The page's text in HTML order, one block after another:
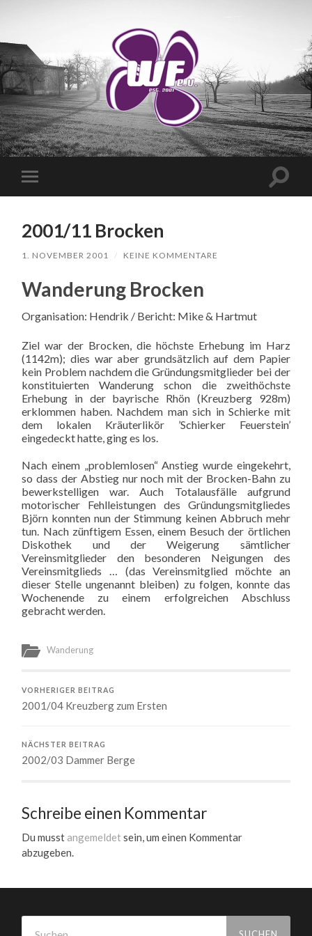
WANDERVEREIN
WUSCHIGER
FLIEDER
Mobile-
Menü
2001/11 Brocken
1. NOVEMBER 2001 / KEINE KOMMENTARE
Wanderung Brocken
Organisation: Hendrik / Bericht: Mike & Hartmut
Ziel war der Brocken, die höchste Erhebung im Harz
(1142m); dies war aber grundsätzlich auf dem Papier
kein Problem nachdem die Gründungsmitglieder bei der
konstituierten Wanderung schon die zweithöchste
Erhebung in der bayrische Rhön (Kreuzberg 928m)
erklommen haben. Nachdem man sich in Schierke mit
dem lokalen Kräuterlikör ’Schierker Feuerstein’
eingedeckt hatte, ging es los.
Nach einem „problemlosen“ Anstieg wurde eingekehrt,
so dass der Abstieg nur noch mit der Brocken-Bahn zu
bewerkstelligen war. Auch Totalausfälle aufgrund
motorischer Fehlleistungen des Gründungsmitgliedes
Björn konnten nun der Stimmung keinen Abbruch mehr
tun. Nach zünftigem Essen, einem Besuch der örtlichen
Diskothek und der Weigerung sämtlicher
Vereinsmitglieder den besonderen Neigungen des
Vereinsmitglieds … (das Vereinsmitglied möchte an
dieser Stelle ungenannt bleiben) zu folgen, konnte das
Wochenende zu einem erfolgreichen Abschluss
gebracht werden.
Wanderung
VORHERIGER BEITRAG
2001/04 Kreuzberg zum Ersten
NÄCHSTER BEITRAG
2002/03 Dammer Berge
Schreibe einen Kommentar
Du musst angemeldet sein, um einen Kommentar
abzugeben.